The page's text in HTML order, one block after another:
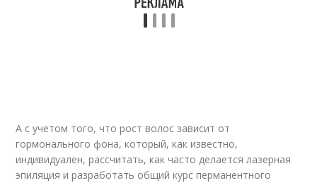
А с учетом того, что рост волос зависит от
гормонального фона, который, как известно,
индивидуален, рассчитать, как часто делается лазерная
эпиляция и разработать общий курс перманентного